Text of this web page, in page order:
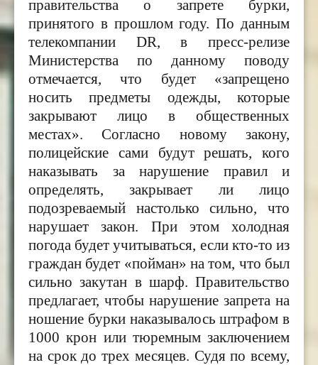
правительства о запрете бурки,
принятого в прошлом году. По данным
телекомпании DR, в пресс-релизе
Министерства по данному поводу
отмечается, что будет «запрещено
носить предметы одежды, которые
закрывают лицо в общественных
местах». Согласно новому закону,
полицейские сами будут решать, кого
наказывать за нарушение правил и
определять, закрывает ли лицо
подозреваемый настолько сильно, что
нарушает закон. При этом холодная
погода будет учитываться, если кто-то из
граждан будет «пойман» на том, что был
сильно закутан в шарф. Правительство
предлагает, чтобы нарушение запрета на
ношение бурки наказывалось штрафом в
1000 крон или тюремным заключением
на срок до трех месяцев. Судя по всему,